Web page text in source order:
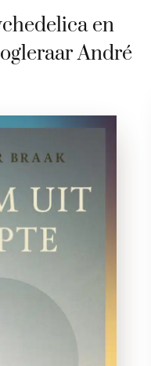
en
André